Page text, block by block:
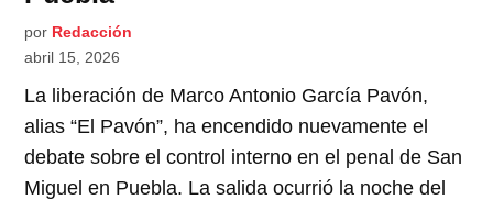
por Redacción
abril 15, 2026
La liberación de Marco Antonio García Pavón,
alias “El Pavón”, ha encendido nuevamente el
debate sobre el control interno en el penal de San
Miguel en Puebla. La salida ocurrió la noche del